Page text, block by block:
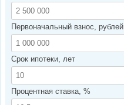
Первоначальный взнос, рублей
Срок ипотеки, лет
Процентная ставка, %